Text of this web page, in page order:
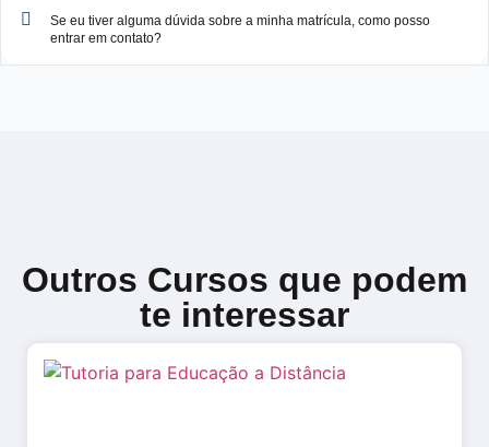
Se eu tiver alguma dúvida sobre a minha matrícula, como posso
entrar em contato?
Outros Cursos que podem
te interessar